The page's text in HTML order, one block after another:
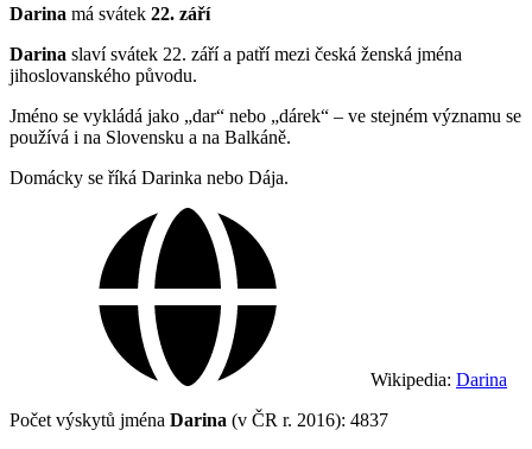
Darina má svátek 22. září
Darina slaví svátek 22. září a patří mezi česká ženská jména
jihoslovanského původu.
Jméno se vykládá jako „dar“ nebo „dárek“ – ve stejném významu se
používá i na Slovensku a na Balkáně.
Domácky se říká Darinka nebo Dája.
Wikipedia: Darina
Počet výskytů jména Darina (v ČR r. 2016): 4837